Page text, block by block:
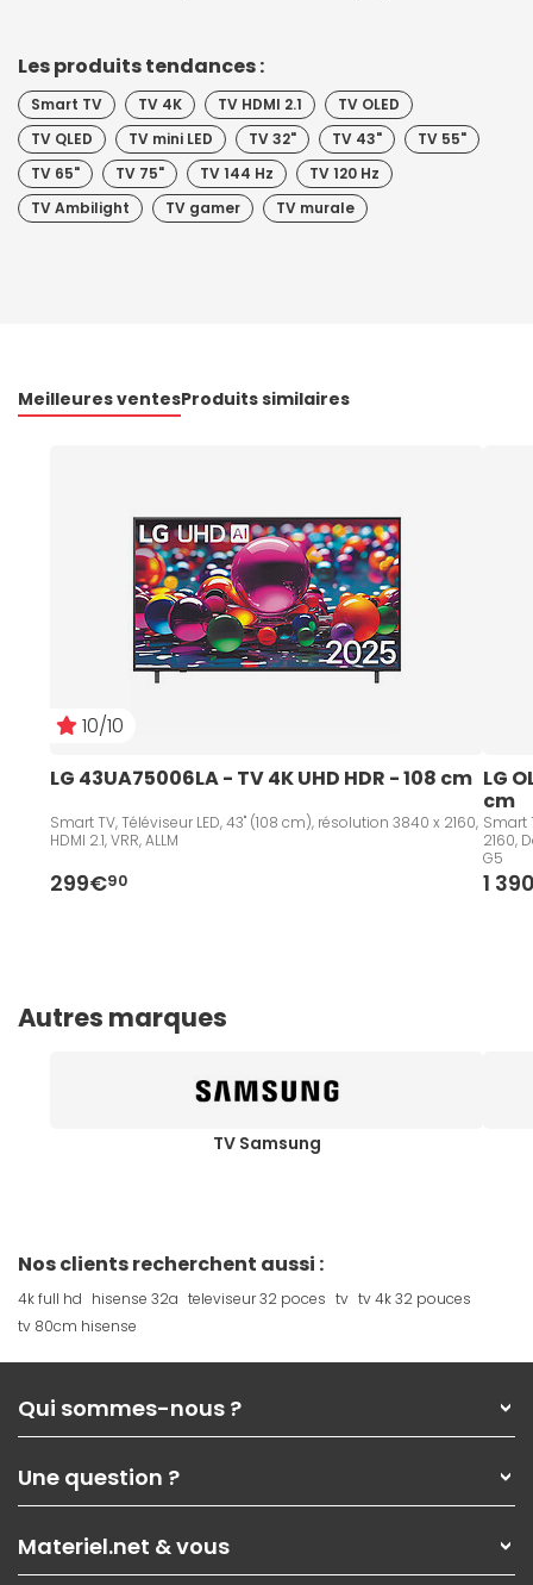
Les produits tendances :
Smart TV TV 4K TV HDMI 2.1
TV OLED
TV QLED
TV mini LED TV 32" TV 43"
TV 55"
TV 65"
TV 75" TV 144 Hz
TV 120 Hz
TV Ambilight
TV gamer TV murale
Meilleures ventesProduits similaires
10/10
LG 43UA75006LA - TV 4K UHD HDR - 108 cm
Smart TV, Téléviseur LED, 43" (108 cm), résolution 3840 x 2160,
HDMI 2.1, VRR, ALLM
299€90
LG
cm
Smart
2160,
G5
1
Autres marques
TV Samsung
Nos clients recherchent aussi :
4k full hd hisense 32a televiseur 32 poces tv tv 4k 32 pouces
tv 80cm hisense
Qui sommes-nous ?
Nos services
Les magasins Materiel.net
Nos solutions pour les pros
Contactez-nous
Une question ?
Paiement, livraison
Garanties,Pack Zen
Materiel.net & vous